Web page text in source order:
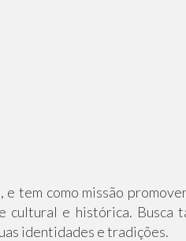
tem como missão
e histórica. Busca
identidades e tradições.